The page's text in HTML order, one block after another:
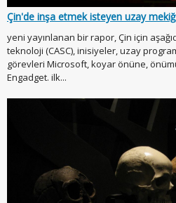
Çin'de inşa etmek isteyen uzay
yeni yayınlanan bir rapor, Çin için
teknoloji (CASC), inisiyeler, uzay
görevleri Microsoft, koyar önüne,
Engadget. ilk...